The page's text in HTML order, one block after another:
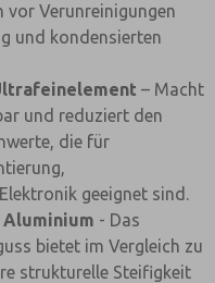
vor Verunreinigungen
und kondensierten
– Macht
und reduziert den
die für
geeignet sind.
Aluminium - Das
bietet im Vergleich zu
strukturelle Steifigkeit